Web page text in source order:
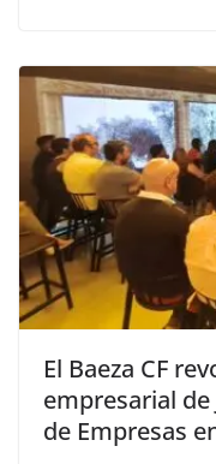
El Baeza CF
empresarial de
de Empresas